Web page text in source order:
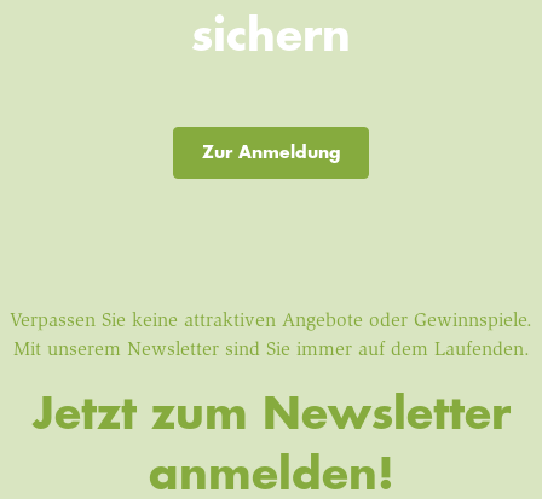
sichern
Zur Anmeldung
Verpassen Sie keine attraktiven Angebote oder Gewinnspiele.
Mit unserem Newsletter sind Sie immer auf dem Laufenden.
Jetzt zum Newsletter
anmelden!